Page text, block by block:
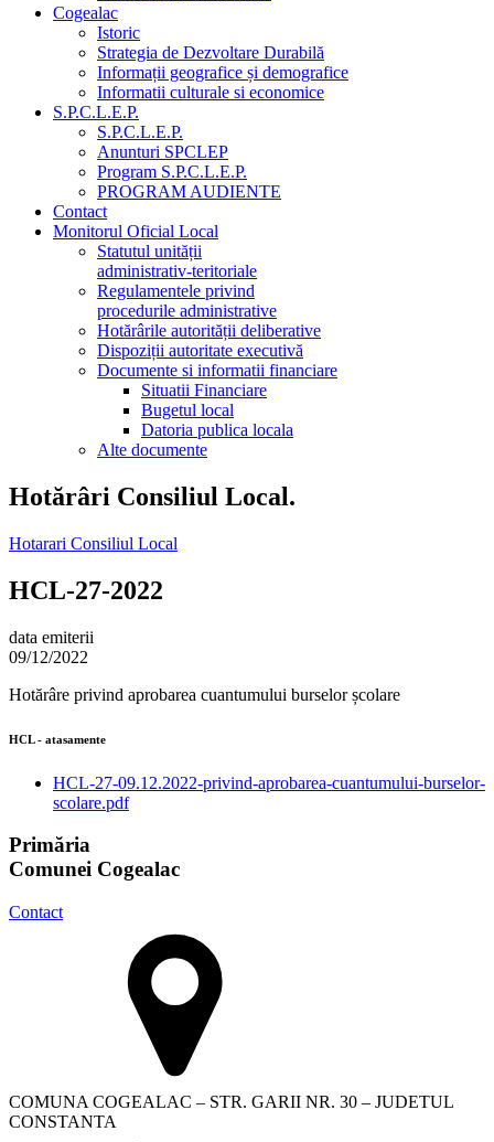
Cogealac
Istoric
Strategia de Dezvoltare Durabilă
Informații geografice și demografice
Informatii culturale si economice
S.P.C.L.E.P.
S.P.C.L.E.P.
Anunturi SPCLEP
Program S.P.C.L.E.P.
PROGRAM AUDIENTE
Contact
Monitorul Oficial Local
Statutul unității
administrativ-teritoriale
Regulamentele privind
procedurile administrative
Hotărârile autorității deliberative
Dispoziții autoritate executivă
Documente si informatii financiare
Situatii Financiare
Bugetul local
Datoria publica locala
Alte documente
Hotărâri Consiliul Local.
Hotarari Consiliul Local
HCL-27-2022
data emiterii
09/12/2022
Hotărâre privind aprobarea cuantumului burselor școlare
HCL - atasamente
HCL-27-09.12.2022-privind-aprobarea-cuantumului-burselor-
scolare.pdf
Primăria
Comunei Cogealac
Contact
COMUNA COGEALAC – STR. GARII NR. 30 – JUDETUL
CONSTANTA